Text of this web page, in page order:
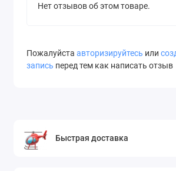
Нет отзывов об этом товаре.
Пожалуйста авторизируйтесь или
запись перед тем как написать отзыв
Быстрая доставка